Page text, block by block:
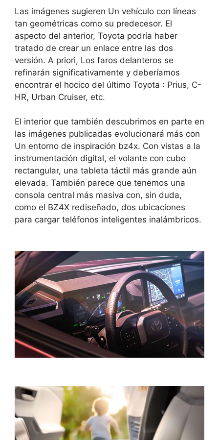
Las imágenes sugieren Un vehículo con líneas
tan geométricas como su predecesor. El
aspecto del anterior, Toyota podría haber
tratado de crear un enlace entre las dos
versión. A priori, Los faros delanteros se
refinarán significativamente y deberíamos
encontrar el hocico del último Toyota : Prius, C-
HR, Urban Cruiser, etc.
El interior que también descubrimos en parte en
las imágenes publicadas evolucionará más con
Un entorno de inspiración bz4x. Con vistas a la
instrumentación digital, el volante con cubo
rectangular, una tableta táctil más grande aún
elevada. También parece que tenemos una
consola central más masiva con, sin duda,
como el BZ4X rediseñado, dos ubicaciones
para cargar teléfonos inteligentes inalámbricos.